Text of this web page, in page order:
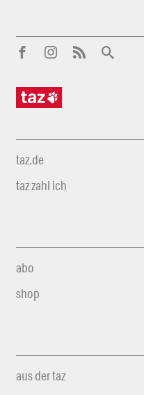
taz.de
taz zahl ich
abo
shop
aus der taz